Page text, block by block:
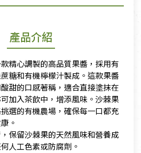
產品介紹
精心調製的高品質果醬，採用有
糖和有機檸檬汁製成。這款果醬
甜的口感著稱，適合直接塗抹在
加入茶飲中，增添風味。沙棘果
選的有機農場，確保每一口都充
。
保留沙棘果的天然風味和營養成
人工色素或防腐劑。